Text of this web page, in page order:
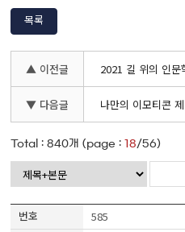
목록
▲ 이전글 2021 길 위의 인문
▼ 다음글 나만의 이모티콘
Total :840개 (page : 18/56)
585